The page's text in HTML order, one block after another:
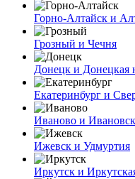
Горно-Алтайск и
Грозный и Чечня
Донецк и Донецкая
Екатеринбург и
Иваново и
Ижевск и Удмуртия
Иркутск и